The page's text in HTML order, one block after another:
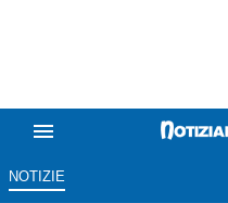
NOTIZIE